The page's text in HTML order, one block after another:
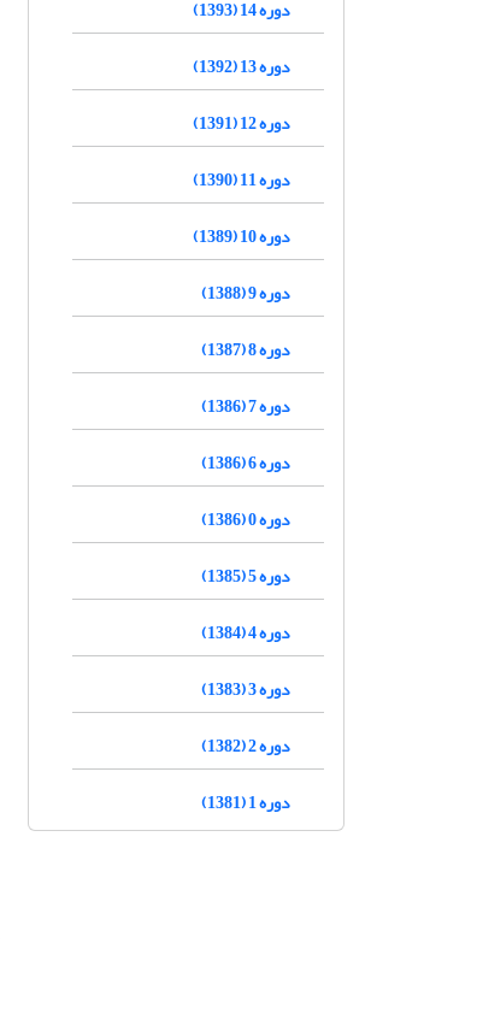
دوره 14 (1393)
دوره 13 (1392)
دوره 12 (1391)
دوره 11 (1390)
دوره 10 (1389)
دوره 9 (1388)
دوره 8 (1387)
دوره 7 (1386)
دوره 6 (1386)
دوره 0 (1386)
دوره 5 (1385)
دوره 4 (1384)
دوره 3 (1383)
دوره 2 (1382)
دوره 1 (1381)